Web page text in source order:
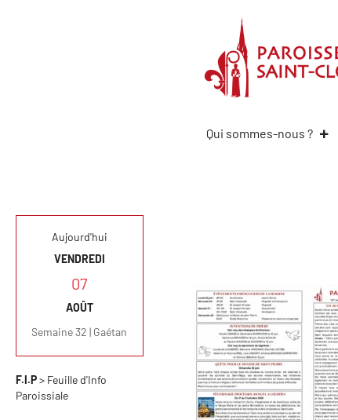
Qui sommes-nous ?
Aujourd'hui
VENDREDI
07
AOÛT
Semaine 32 | Gaétan
F.I.P> Feuille d'Info
Paroissiale